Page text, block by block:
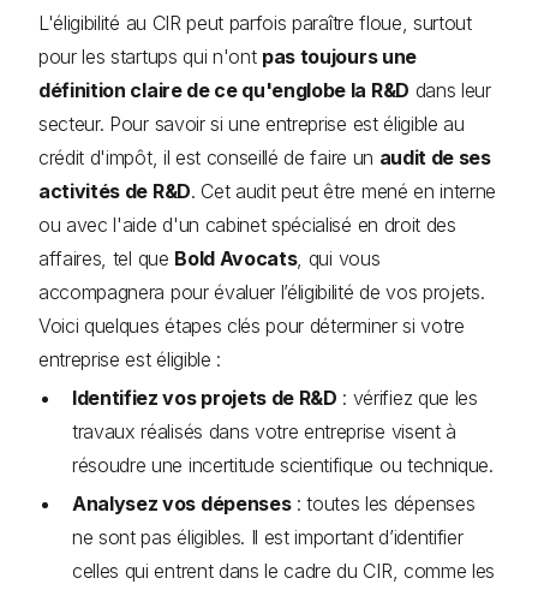
L'éligibilité au CIR peut parfois paraître floue, surtout
pour les startups qui n'ont pas toujours une
définition claire de ce qu'englobe la R&D dans leur
secteur. Pour savoir si une entreprise est éligible au
crédit d'impôt, il est conseillé de faire un audit de ses
activités de R&D. Cet audit peut être mené en interne
ou avec l'aide d'un cabinet spécialisé en droit des
affaires, tel que Bold Avocats, qui vous
accompagnera pour évaluer l’éligibilité de vos projets.
Voici quelques étapes clés pour déterminer si votre
entreprise est éligible :
Identifiez vos projets de R&D : vérifiez que les
travaux réalisés dans votre entreprise visent à
résoudre une incertitude scientifique ou technique.
Analysez vos dépenses: toutes les dépenses
ne sont pas éligibles. Il est important d’identifier
celles qui entrent dans le cadre du CIR, comme les